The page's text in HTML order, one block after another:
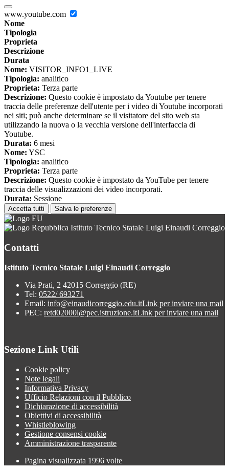
www.youtube.com
Nome
Tipologia
Proprieta
Descrizione
Durata
Nome: VISITOR_INFO1_LIVE
Tipologia: analitico
Proprieta: Terza parte
Descrizione: Questo cookie è impostato da Youtube per tenere
traccia delle preferenze dell'utente per i video di Youtube incorporati
nei siti; può anche determinare se il visitatore del sito web sta
utilizzando la nuova o la vecchia versione dell'interfaccia di
Youtube.
Durata: 6 mesi
Nome: YSC
Tipologia: analitico
Proprieta: Terza parte
Descrizione: Questo cookie è impostato da YouTube per tenere
traccia delle visualizzazioni dei video incorporati.
Durata: Sessione
Accetta tutti Salva le preferenze
Istituto Tecnico Statale Luigi Einaudi Correggio
Contatti
Istituto Tecnico Statale Luigi Einaudi Correggio
Via Prati, 2 42015 Correggio (RE)
Tel: 0522/ 693271
Email: info@einaudicorreggio.edu.itLink per inviare una mail
PEC: retd02000l@pec.istruzione.itLink per inviare una mail
Sezione Link Utili
Cookie policy
Note legali
Informativa Privacy
Ufficio Relazioni con il Pubblico
Dichiarazione di accessibilità
Obiettivi di accessibilità
Whistleblowing
Gestione consensi cookie
Amministrazione trasparente
Pagina visualizzata 1996 volte